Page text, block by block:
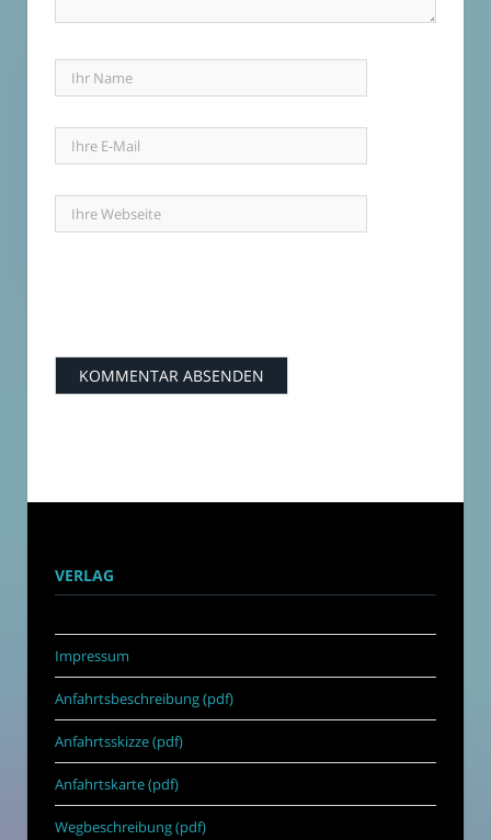
VERLAG
Impressum
Anfahrtsbeschreibung (pdf)
Anfahrtsskizze (pdf)
Anfahrtskarte (pdf)
Wegbeschreibung (pdf)